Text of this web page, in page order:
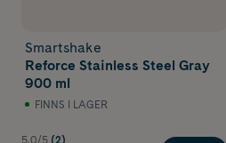
Smartshake
Reforce Stainless Steel Gray
900 ml
FINNS I LAGER
5.0/5 (2)